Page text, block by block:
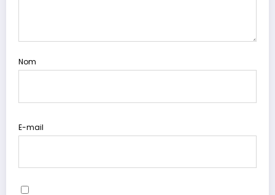
Nom
E-mail